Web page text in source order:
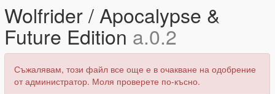
Wolfrider / Apocalypse &
Future Edition a.0.2
Съжалявам, този файл все още е в очакване на одобрение
от администратор. Моля проверете по-късно.